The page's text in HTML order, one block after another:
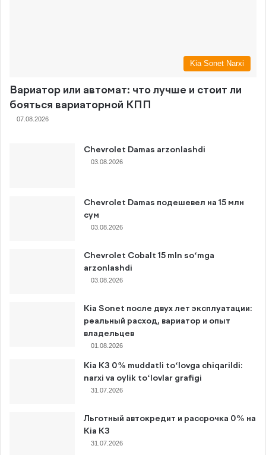
Kia Sonet Narxi
Вариатор или автомат: что лучше и стоит ли
бояться вариаторной КПП
07.08.2026
Chevrolet Damas arzonlashdi
03.08.2026
Chevrolet Damas подешевел на 15 млн
сум
03.08.2026
Chevrolet Cobalt 15 mln so‘mga
arzonlashdi
03.08.2026
Kia Sonet после двух лет эксплуатации:
реальный расход, вариатор и опыт
владельцев
01.08.2026
Kia K3 0% muddatli to‘lovga chiqarildi:
narxi va oylik to‘lovlar grafigi
31.07.2026
Льготный автокредит и рассрочка 0% на
Kia K3
31.07.2026